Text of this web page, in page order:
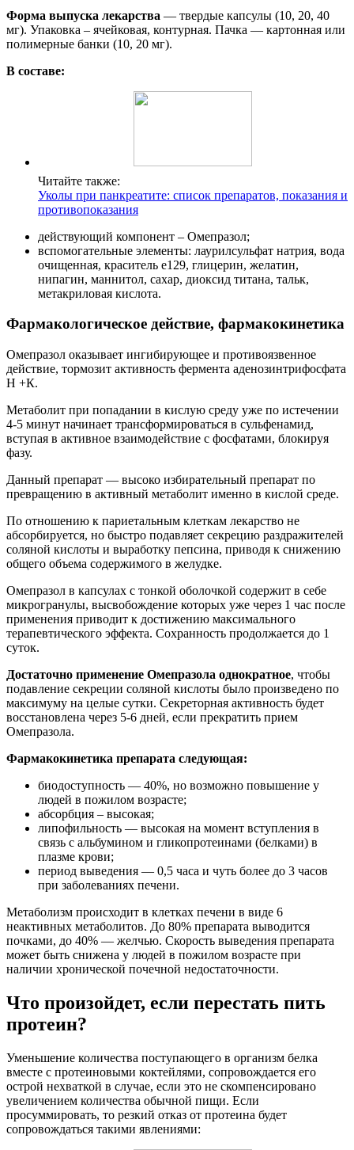
Форма выпуска лекарства — твердые капсулы (10, 20, 40
мг). Упаковка – ячейковая, контурная. Пачка — картонная или
полимерные банки (10, 20 мг).
В составе:
Читайте также:
Уколы при панкреатите: список препаратов, показания и
противопоказания
действующий компонент – Омепразол;
вспомогательные элементы: лаурилсульфат натрия, вода
очищенная, краситель е129, глицерин, желатин,
нипагин, маннитол, сахар, диоксид титана, тальк,
метакриловая кислота.
Фармакологическое действие, фармакокинетика
Омепразол оказывает ингибирующее и противоязвенное
действие, тормозит активность фермента аденозинтрифосфата
Н +К.
Метаболит при попадании в кислую среду уже по истечении
4-5 минут начинает трансформироваться в сульфенамид,
вступая в активное взаимодействие с фосфатами, блокируя
фазу.
Данный препарат — высоко избирательный препарат по
превращению в активный метаболит именно в кислой среде.
По отношению к париетальным клеткам лекарство не
абсорбируется, но быстро подавляет секрецию раздражителей
соляной кислоты и выработку пепсина, приводя к снижению
общего объема содержимого в желудке.
Омепразол в капсулах с тонкой оболочкой содержит в себе
микрогранулы, высвобождение которых уже через 1 час после
применения приводит к достижению максимального
терапевтического эффекта. Сохранность продолжается до 1
суток.
Достаточно применение Омепразола однократное, чтобы
подавление секреции соляной кислоты было произведено по
максимуму на целые сутки. Секреторная активность будет
восстановлена через 5-6 дней, если прекратить прием
Омепразола.
Фармакокинетика препарата следующая:
биодоступность — 40%, но возможно повышение у
людей в пожилом возрасте;
абсорбция – высокая;
липофильность — высокая на момент вступления в
связь с альбумином и гликопротеинами (белками) в
плазме крови;
период выведения — 0,5 часа и чуть более до 3 часов
при заболеваниях печени.
Метаболизм происходит в клетках печени в виде 6
неактивных метаболитов. До 80% препарата выводится
почками, до 40% — желчью. Скорость выведения препарата
может быть снижена у людей в пожилом возрасте при
наличии хронической почечной недостаточности.
Что произойдет, если перестать пить
протеин?
Уменьшение количества поступающего в организм белка
вместе с протеиновыми коктейлями, сопровождается его
острой нехваткой в случае, если это не скомпенсировано
увеличением количества обычной пищи. Если
просуммировать, то резкий отказ от протеина будет
сопровождаться такими явлениями: